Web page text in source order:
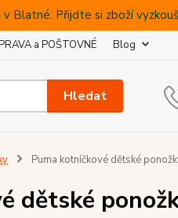
Blatné. Přijdte si zboží
a POŠTOVNÉ Blog
Hledat
Puma kotníčkové dětské
dětské